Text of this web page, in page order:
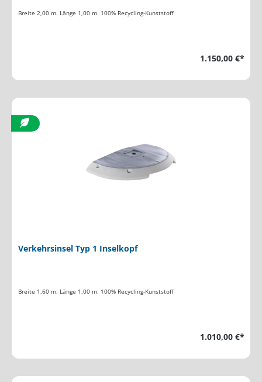
Breite 2,00 m. Länge 1,00 m. 100% Recycling-Kunststoff
1.150,00 €*
Verkehrsinsel Typ 1 Inselkopf
Breite 1,60 m. Länge 1,00 m. 100% Recycling-Kunststoff
1.010,00 €*